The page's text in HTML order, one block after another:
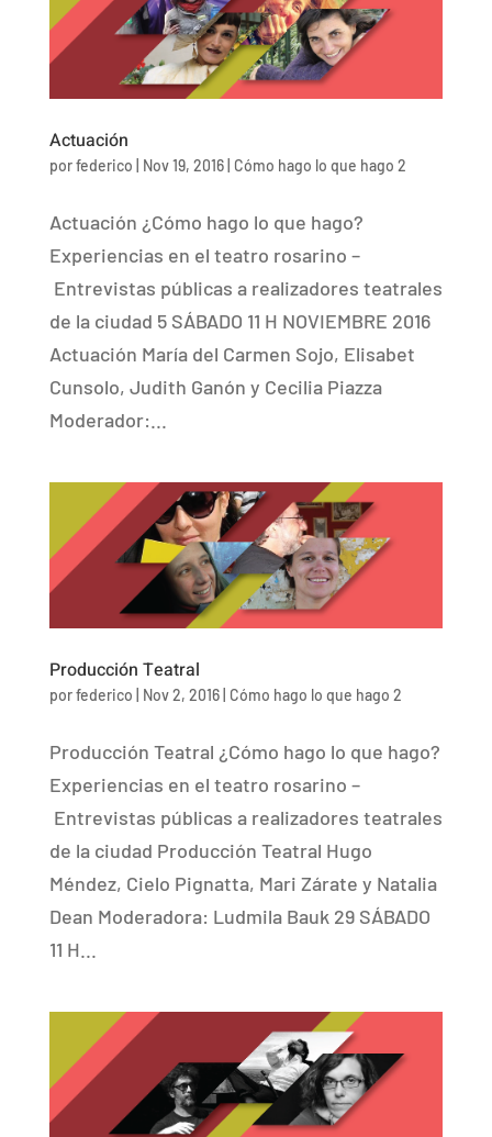
Actuación
porfederico Nov 19, 2016| Cómo hago lo que hago 2
Actuación ¿Cómo hago lo que hago?
Experiencias en el teatro rosarino –
Entrevistas públicas a realizadores teatrales
de la ciudad 5 SÁBADO 11 H NOVIEMBRE 2016
Actuación María del Carmen Sojo, Elisabet
Cunsolo, Judith Ganón y Cecilia Piazza
Moderador:...
Producción Teatral
porfederico Nov 2, 2016| Cómo hago lo que hago 2
Producción Teatral ¿Cómo hago lo que hago?
Experiencias en el teatro rosarino –
Entrevistas públicas a realizadores teatrales
de la ciudad Producción Teatral Hugo
Méndez, Cielo Pignatta, Mari Zárate y Natalia
Dean Moderadora: Ludmila Bauk 29 SÁBADO
11 H...